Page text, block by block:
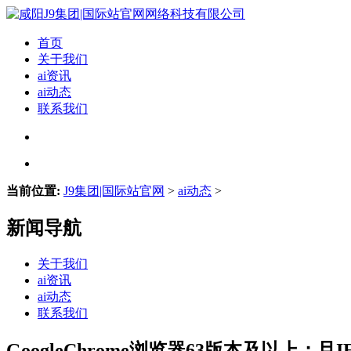
首页
关于我们
ai资讯
ai动态
联系我们
当前位置: J9集团|国际站官网 > ai动态 >
新闻导航
关于我们
ai资讯
ai动态
联系我们